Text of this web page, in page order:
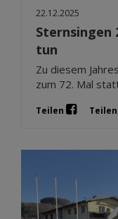
22.12.2025
Sternsingen
tun
Zu diesem
zum 72. Mal
Teilen Teilen